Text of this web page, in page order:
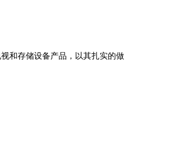
和存储设备产品，以其扎实的做